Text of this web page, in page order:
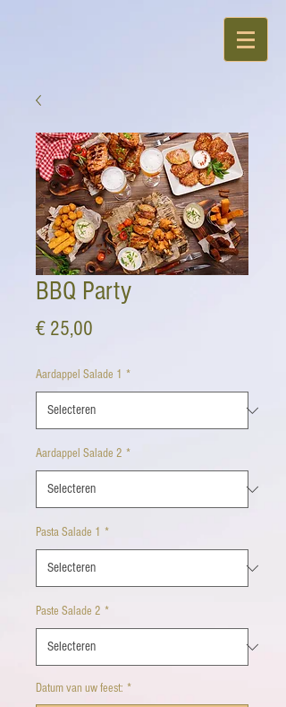
BBQ Party
€ 25,00
Aardappel Salade 1 *
Aardappel Salade 2 *
Pasta Salade 1 *
Paste Salade 2 *
Datum van uw feest: *